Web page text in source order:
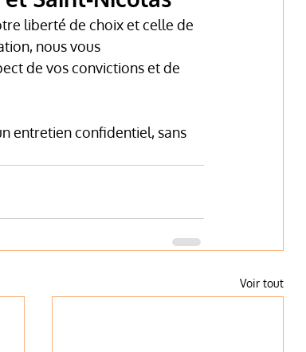
liberté de choix et celle de
nous vous
de vos convictions et de
entretien confidentiel, sans
Voir tout